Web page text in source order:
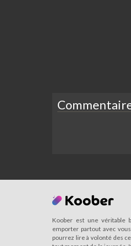
Koober est une véritable
emporter partout avec
pourrez lire à volonté des